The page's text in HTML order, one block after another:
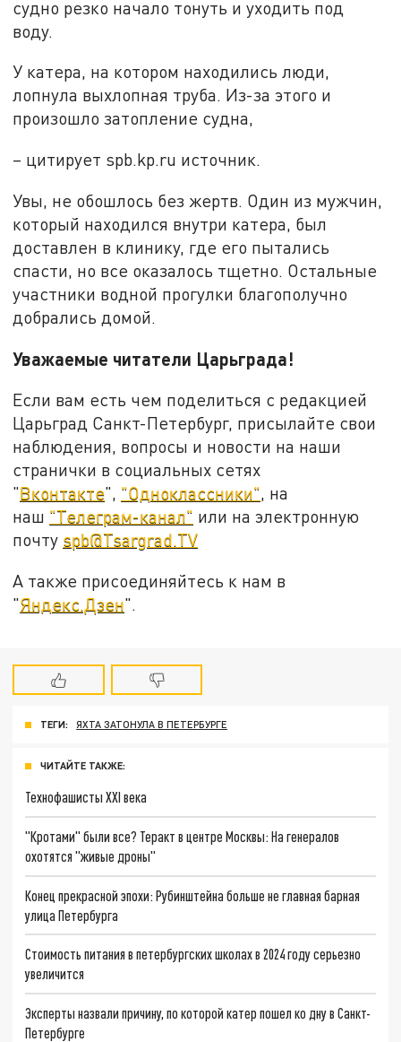
судно резко начало тонуть и уходить под
воду.
У катера, на котором находились люди,
лопнула выхлопная труба. Из-за этого и
произошло затопление судна,
– цитирует spb.kp.ru источник.
Увы, не обошлось без жертв. Один из мужчин,
который находился внутри катера, был
доставлен в клинику, где его пытались
спасти, но все оказалось тщетно. Остальные
участники водной прогулки благополучно
добрались домой.
Уважаемые читатели Царьграда!
Если вам есть чем поделиться с редакцией
Царьград Санкт-Петербург, присылайте свои
наблюдения, вопросы и новости на наши
странички в социальных сетях
"Вконтакте", "Одноклассники", на
наш "Телеграм-канал" или на электронную
почту spb@Tsargrad.TV
А также присоединяйтесь к нам в
"Яндекс.Дзен".
ТЕГИ: ЯХТА ЗАТОНУЛА В ПЕТЕРБУРГЕ
ЧИТАЙТЕ ТАКЖЕ:
Технофашисты XXI века
"Кротами" были все? Теракт в центре Москвы: На генералов
охотятся "живые дроны"
Конец прекрасной эпохи: Рубинштейна больше не главная барная
улица Петербурга
Стоимость питания в петербургских школах в 2024 году серьезно
увеличится
Эксперты назвали причину, по которой катер пошел ко дну в Санкт-
Петербурге